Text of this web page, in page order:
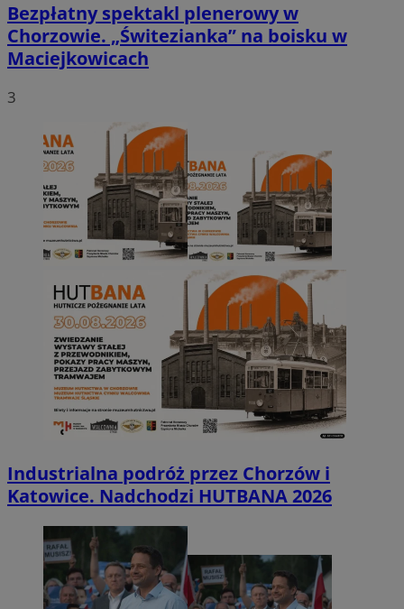
Bezpłatny spektakl plenerowy w
Chorzowie. „Świtezianka” na boisku w
Maciejkowicach
3
Industrialna podróż przez Chorzów i
Katowice. Nadchodzi HUTBANA 2026